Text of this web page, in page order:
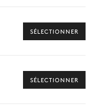
SÉLECTIONNER
SÉLECTIONNER